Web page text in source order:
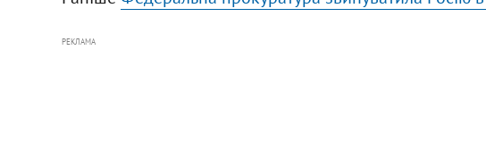
РЕКЛАМА